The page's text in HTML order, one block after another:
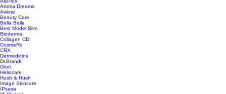
Aroma Dreams
Avène
Beauty Care
Bella Belle
Best Model Slim
Bioderma
Collagen CD
CosmeRx
CRX
Dermedicine
Dr.Brandt
Giori
Heliocare
Hush & Hush
Image Skincare
íPsasa